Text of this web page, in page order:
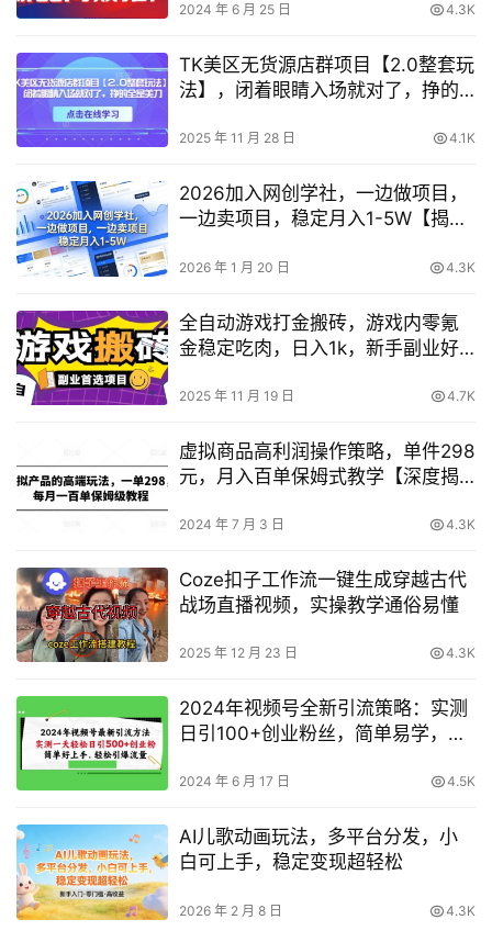
2024 年 6 月 25 日 4.3K
TK美区无货源店群项目【2.0整套玩
法】，闭着眼睛入场就对了，挣的
2025 年 11 月 28 日 4.1K
2026加入网创学社，一边做项目，
一边卖项目，稳定月入1-5W【揭
2026 年 1 月 20 日 4.3K
全自动游戏打金搬砖，游戏内零氪
金稳定吃肉，日入1k，新手副业好
2025 年 11 月 19 日 4.7K
虚拟商品高利润操作策略，单件298
元，月入百单保姆式教学【深度揭
2024 年 7 月 3 日 4.3K
Coze扣子工作流一键生成穿越古代
战场直播视频，实操教学通俗易懂
2025 年 12 月 23 日 4.3K
2024年视频号全新引流策略：实测
日引100+创业粉丝，简单易学，轻
2024 年 6 月 17 日 4.5K
AI儿歌动画玩法，多平台分发，小
白可上手，稳定变现超轻松
2026 年 2 月 8 日 4.3K